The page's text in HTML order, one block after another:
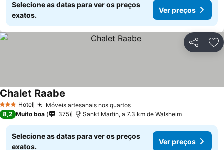
Selecione as datas para ver os preços
exatos.
Ver preços
Partilhar
3 EstrelasHotel Móveis artesanais nos quartosVer preços
Chalet Raabe
8,2 Muito boa 375 Sankt Martin, a 7.3 km de Walsheim
Selecione as datas para ver os preços
exatos.
Ver preços